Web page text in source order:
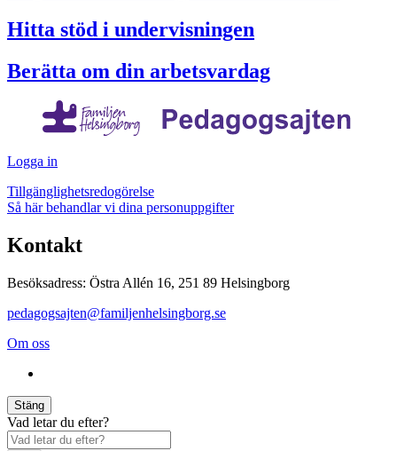
Hitta stöd i undervisningen
Berätta om din arbetsvardag
Logga in
Tillgänglighetsredogörelse
Så här behandlar vi dina personuppgifter
Kontakt
Besöksadress: Östra Allén 16, 251 89 Helsingborg
pedagogsajten@familjenhelsingborg.se
Om oss
Stäng
Vad letar du efter?